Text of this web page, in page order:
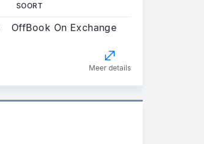
SOORT
OffBook On Exchange
Meer details